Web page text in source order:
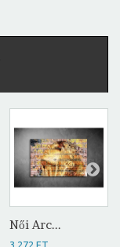
Női Arc...
3 272 FT